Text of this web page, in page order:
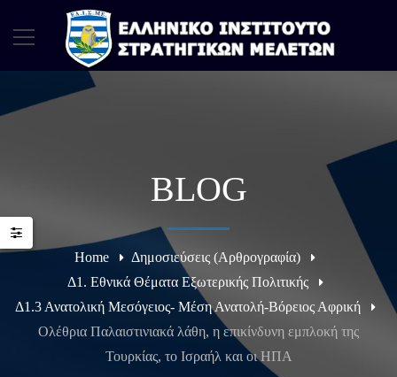
BLOG
Home
Δημοσιεύσεις (Αρθρογραφία)
Δ1. Εθνικά Θέματα Εξωτερικής Πολιτικής
Δ1.3 Ανατολική Μεσόγειος- Μέση Ανατολή-Βόρειος Αφρική
Ολέθρια Παλαιστινιακά λάθη, η επικίνδυνη εμπλοκή της
Τουρκίας, το Ισραήλ και οι ΗΠΑ